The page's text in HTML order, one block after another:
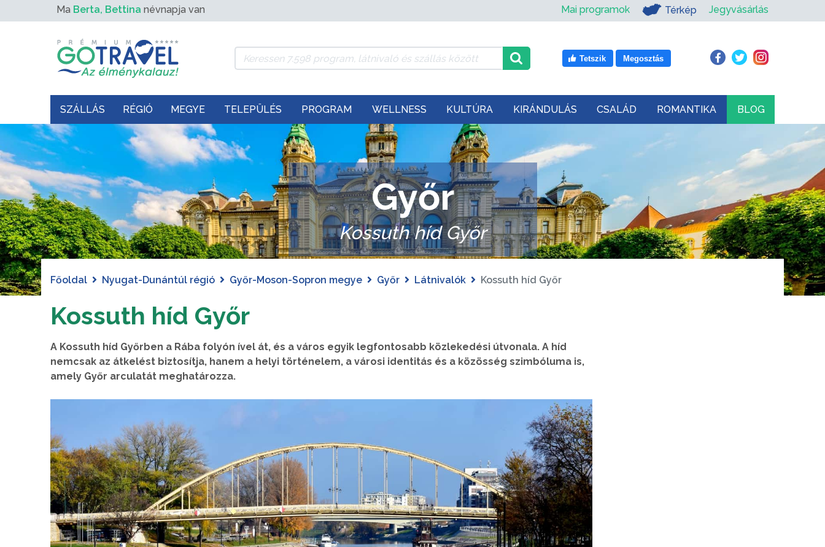
Ma Berta, Bettina névnapja van Mai programok Térkép Jegyvásárlás
Tetszik Megosztás
SZÁLLÁS RÉGIÓ MEGYE TELEPÜLÉS PROGRAM WELLNESS KULTÚRA KIRÁNDULÁS CSALÁD ROMANTIKA BLOG
Győr
Kossuth híd Győr
Főoldal Nyugat-Dunántúl régió Győr-Moson-Sopron megye Győr Látnivalók Kossuth híd Győr
Kossuth híd Győr
A Kossuth híd Győrben a Rába folyón ível át, és a város egyik legfontosabb közlekedési útvonala. A híd
nemcsak az átkelést biztosítja, hanem a helyi történelem, a városi identitás és a közösség szimbóluma is,
amely Győr arculatát meghatározza.